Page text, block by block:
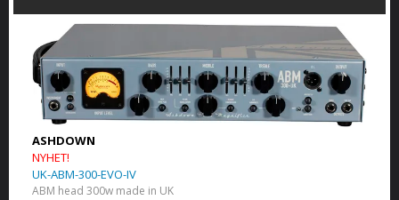
ASHDOWN
NYHET!
UK-ABM-300-EVO-IV
ABM head 300w made in UK